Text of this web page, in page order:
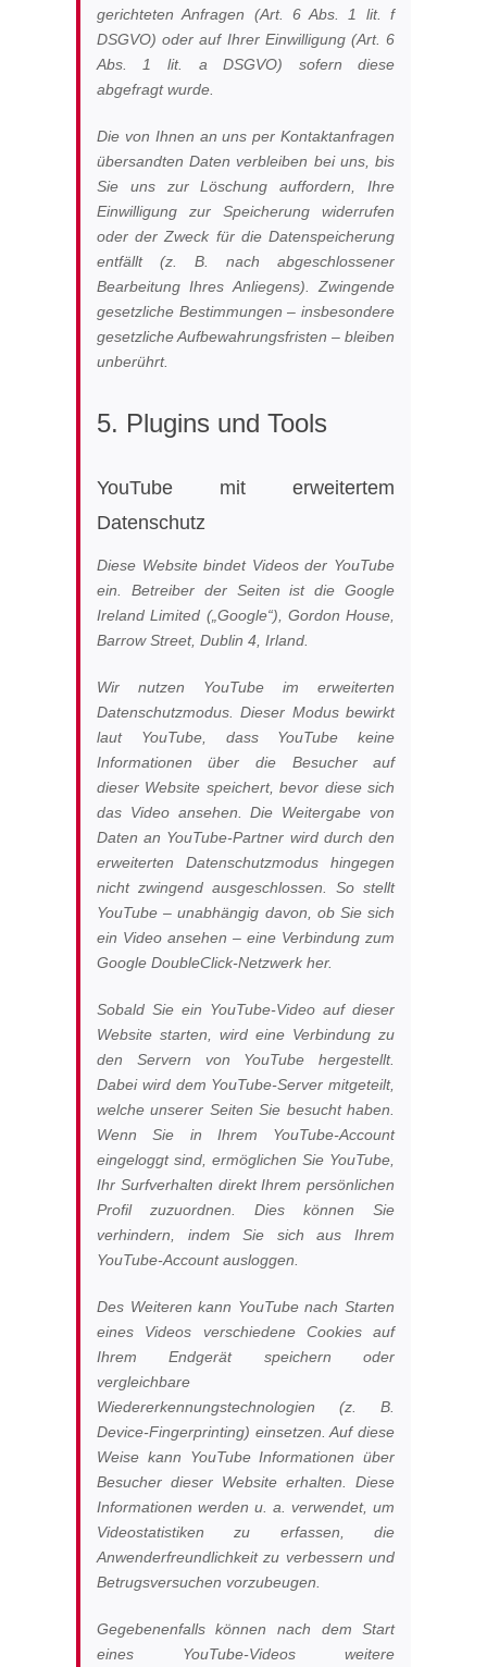
gerichteten Anfragen (Art. 6 Abs. 1 lit. f
DSGVO) oder auf Ihrer Einwilligung (Art. 6
Abs. 1 lit. a DSGVO) sofern diese
abgefragt wurde.
Die von Ihnen an uns per Kontaktanfragen
übersandten Daten verbleiben bei uns, bis
Sie uns zur Löschung auffordern, Ihre
Einwilligung zur Speicherung widerrufen
oder der Zweck für die Datenspeicherung
entfällt (z. B. nach abgeschlossener
Bearbeitung Ihres Anliegens). Zwingende
gesetzliche Bestimmungen – insbesondere
gesetzliche Aufbewahrungsfristen – bleiben
unberührt.
5. Plugins und Tools
YouTube mit erweitertem
Datenschutz
Diese Website bindet Videos der YouTube
ein. Betreiber der Seiten ist die Google
Ireland Limited („Google“), Gordon House,
Barrow Street, Dublin 4, Irland.
Wir nutzen YouTube im erweiterten
Datenschutzmodus. Dieser Modus bewirkt
laut YouTube, dass YouTube keine
Informationen über die Besucher auf
dieser Website speichert, bevor diese sich
das Video ansehen. Die Weitergabe von
Daten an YouTube-Partner wird durch den
erweiterten Datenschutzmodus hingegen
nicht zwingend ausgeschlossen. So stellt
YouTube – unabhängig davon, ob Sie sich
ein Video ansehen – eine Verbindung zum
Google DoubleClick-Netzwerk her.
Sobald Sie ein YouTube-Video auf dieser
Website starten, wird eine Verbindung zu
den Servern von YouTube hergestellt.
Dabei wird dem YouTube-Server mitgeteilt,
welche unserer Seiten Sie besucht haben.
Wenn Sie in Ihrem YouTube-Account
eingeloggt sind, ermöglichen Sie YouTube,
Ihr Surfverhalten direkt Ihrem persönlichen
Profil zuzuordnen. Dies können Sie
verhindern, indem Sie sich aus Ihrem
YouTube-Account ausloggen.
Des Weiteren kann YouTube nach Starten
eines Videos verschiedene Cookies auf
Ihrem Endgerät speichern oder
vergleichbare
Wiedererkennungstechnologien (z. B.
Device-Fingerprinting) einsetzen. Auf diese
Weise kann YouTube Informationen über
Besucher dieser Website erhalten. Diese
Informationen werden u. a. verwendet, um
Videostatistiken zu erfassen, die
Anwenderfreundlichkeit zu verbessern und
Betrugsversuchen vorzubeugen.
Gegebenenfalls können nach dem Start
eines YouTube-Videos weitere